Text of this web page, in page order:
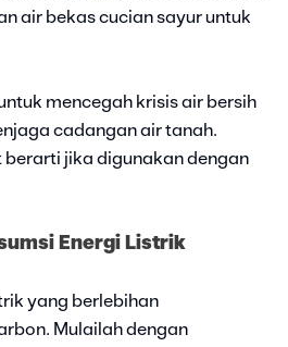
air bekas cucian sayur untuk
mencegah krisis air bersih
cadangan air tanah.
jika digunakan dengan
Energi Listrik
yang berlebihan
Mulailah dengan